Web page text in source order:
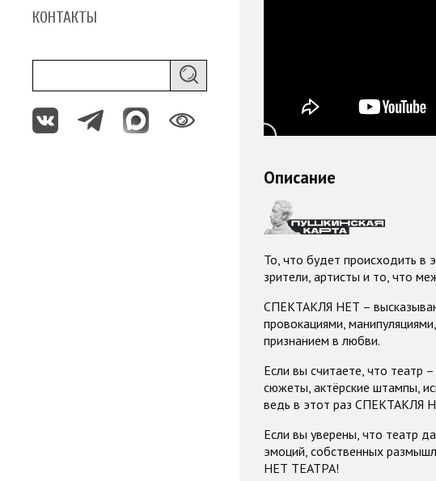
КОНТАКТЫ
Описание
То, что будет происходить в
зрители, артисты и то, что
СПЕКТАКЛЯ НЕТ –
провокациями,
признанием в любви.
Если вы считаете, что театр
сюжеты, актёрские штампы,
ведь в этот раз СПЕКТАКЛЯ
Если вы уверены, что театр
эмоций, собственных
НЕТ ТЕАТРА!